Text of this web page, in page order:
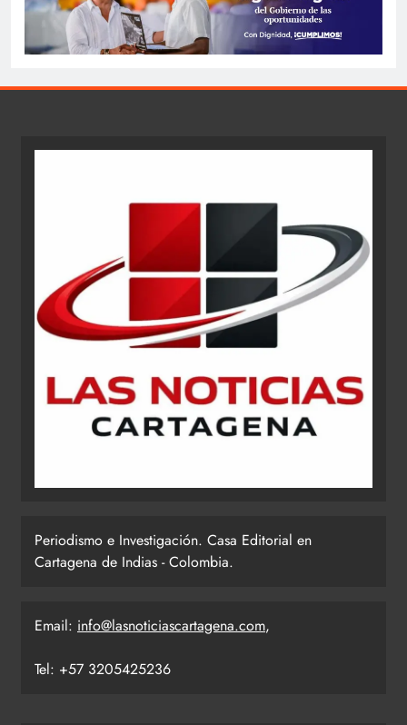
Periodismo e Investigación. Casa Editorial en
Cartagena de Indias - Colombia.
Email: info@lasnoticiascartagena.com,
Tel: +57 3205425236